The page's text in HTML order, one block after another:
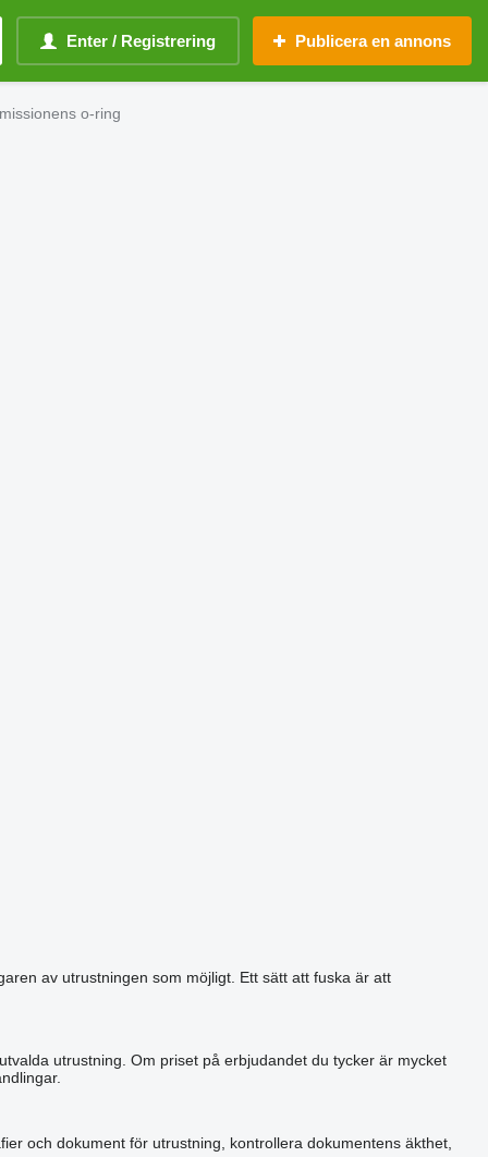
Enter / Registrering Publicera en annons
o-ring
av utrustningen som möjligt. Ett sätt att fuska är att
utrustning. Om priset på erbjudandet du tycker är mycket
och dokument för utrustning, kontrollera dokumentens äkthet,